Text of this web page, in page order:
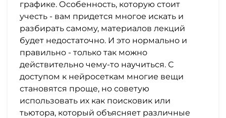
графике. Особенность, которую стоит
учесть - вам придется многое искать и
разбирать самому, материалов лекций
будет недостаточно. И это нормально и
правильно - только так можно
действительно чему-то научиться. С
доступом к нейросеткам многие вещи
становятся проще, но советую
использовать их как поисковик или
тьютора, который объясняет различные